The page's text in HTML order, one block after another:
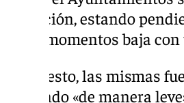
población, estando
estos momentos baja
Sobre esto, las mismas
subiendo «de manera